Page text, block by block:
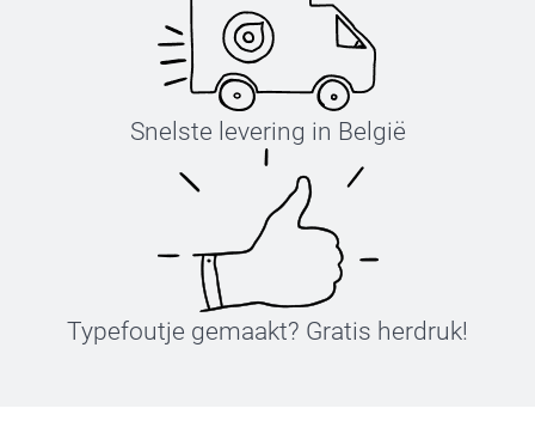
Snelste levering in België
Typefoutje gemaakt? Gratis herdruk!